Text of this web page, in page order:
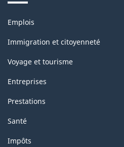
Structure
de
la
classification
Thèmes
sujets
Emplois
Immigration et citoyenneté
Voyage et tourisme
Entreprises
Prestations
Santé
Impôts